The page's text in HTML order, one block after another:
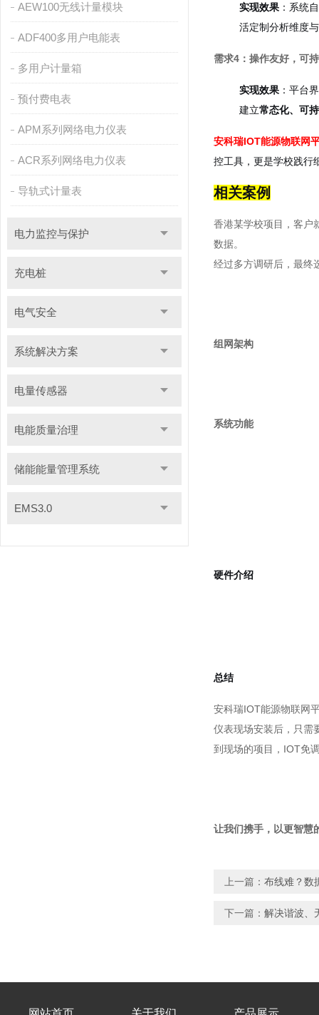
AEW100无线计量模块
ADF400多用户电能表
多用户计量箱
预付费电表
APM系列网络电力仪表
ACR系列网络电力仪表
导轨式计量表
电力监控与保护
充电桩
电气安全
系统解决方案
电量传感器
电能质量治理
储能能量管理系统
EMS3.0
实现效果 ：系统
活定制分析维度
需求4：操作友好，可
实现效果 ：平台
建立常态化、可
安科瑞IOT能源物联网
控工具，更是学校践行
相关案例
香港某学校项目，客户
数据。
经过多方调研后，最终
组网架构
系统功能
硬件介绍
总结
安科瑞IOT能源物联网
仪表现场安装后，只需
到现场的项目，IOT免
让我们携手，以更智慧
上一篇： 布线难？数
下一篇： 解决谐波、